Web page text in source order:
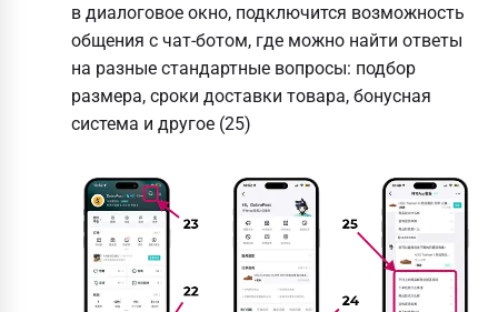
в диалоговое окно, подключится возможность
общения с чат-ботом, где можно найти ответы
на разные стандартные вопросы: подбор
размера, сроки доставки товара, бонусная
система и другое (25)